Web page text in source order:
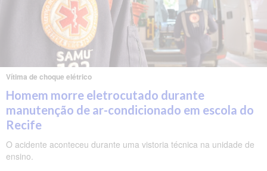
Vítima de choque elétrico
Homem morre eletrocutado durante
manutenção de ar-condicionado em escola do
Recife
O acidente aconteceu durante uma vistoria técnica na unidade de
ensino.